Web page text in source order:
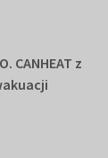
CANHEAT z